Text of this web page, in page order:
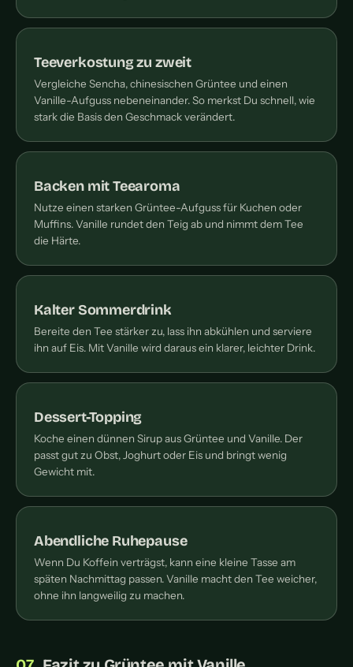
Teeverkostung zu zweit
Vergleiche Sencha, chinesischen Grüntee und einen
Vanille-Aufguss nebeneinander. So merkst Du schnell, wie
stark die Basis den Geschmack verändert.
Backen mit Teearoma
Nutze einen starken Grüntee-Aufguss für Kuchen oder
Muffins. Vanille rundet den Teig ab und nimmt dem Tee
die Härte.
Kalter Sommerdrink
Bereite den Tee stärker zu, lass ihn abkühlen und serviere
ihn auf Eis. Mit Vanille wird daraus ein klarer, leichter Drink.
Dessert-Topping
Koche einen dünnen Sirup aus Grüntee und Vanille. Der
passt gut zu Obst, Joghurt oder Eis und bringt wenig
Gewicht mit.
Abendliche Ruhepause
Wenn Du Koffein verträgst, kann eine kleine Tasse am
späten Nachmittag passen. Vanille macht den Tee weicher,
ohne ihn langweilig zu machen.